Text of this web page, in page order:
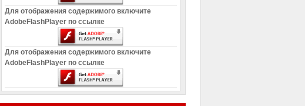
Для отображения содержимого включите
AdobeFlashPlayer по ссылке
Для отображения содержимого включите
AdobeFlashPlayer по ссылке